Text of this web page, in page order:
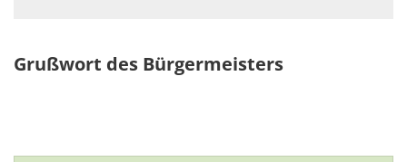
Grußwort des Bürgermeisters